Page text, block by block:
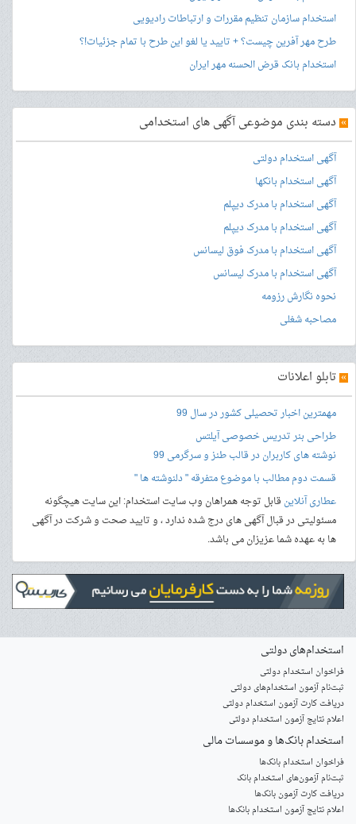
استخدام سازمان تنظیم مقررات و ارتباطات رادیویی
طرح مهر آفرین چیست؟ + تایید یا لغو این طرح با تمام جزئیات!؟
استخدام بانک قرض الحسنه مهر ایران
» دسته بندی موضوعی آگهی های استخدامی
آگهی استخدام دولتی
آگهی استخدام بانکها
آگهی استخدام با مدرک دیپلم
آگهی استخدام با مدرک دیپلم
آگهی استخدام با مدرک فوق لیسانس
آگهی استخدام با مدرک لیسانس
نحوه نگارش رزومه
مصاحبه شغلی
» تابلو اعلانات
مهمترین اخبار تحصیلی کشور در سال 99
طراحی بنرتدریس خصوصی آیلتس
نوشته های کاربران در قالب طنز و سرگرمی 99
قسمت دوم مطالب با موضوع متفرقه " دلنوشته ها "
عطاری آنلاینقابل توجه همراهان وب سایت استخدام: این سایت هیچگونه
مسئولیتی در قبال آگهی های درج شده ندارد ، و تایید صحت و شرکت در آگهی
ها به عهده شما عزیزان می باشد.
استخدام‌های دولتی
فراخوان استخدام دولتی
ثبت‌نام آزمون‌ استخدام‌های دولتی
دریافت کارت آزمون استخدام دولتی
اعلام نتایج آزمون استخدام دولتی
استخدام‌ بانک‌ها و موسسات مالی
فراخوان استخدام بانک‌ها
‌ثبت‌نام آزمون‌های استخدام بانک
دریافت کارت آزمون بانک‌ها
اعلام نتایج آزمون استخدام بانک‌ها